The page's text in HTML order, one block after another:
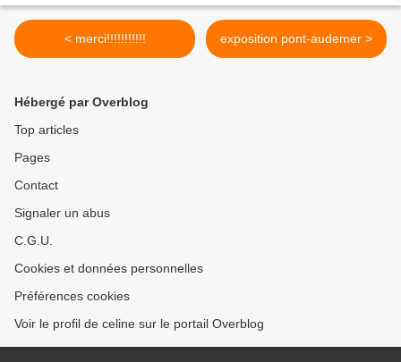
< merci!!!!!!!!!!! exposition pont-audemer >
Hébergé par Overblog
Top articles
Pages
Contact
Signaler un abus
C.G.U.
Cookies et données personnelles
Préférences cookies
Voir le profil de celine sur le portail Overblog